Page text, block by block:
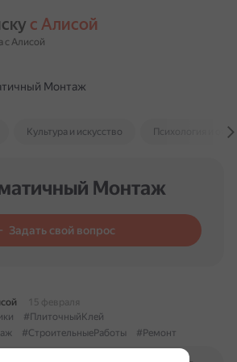
с Алисой
с Алисой
Монтаж
Культура и искусство Психология и
Монтаж
Задать свой вопрос
15 февраля
#ПлиточныйКлей
#СтроительныеРаботы #Ремонт